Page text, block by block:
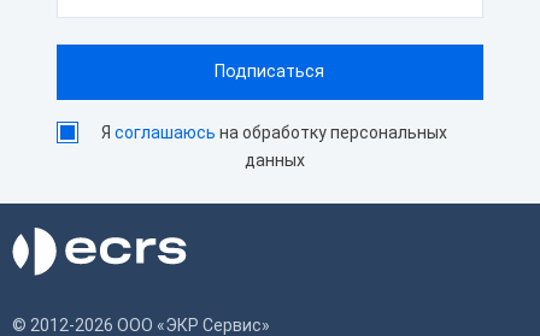
Ясоглашаюсь на обработку персональных
данных
© 2012-2026 ООО «ЭКР Сервис»